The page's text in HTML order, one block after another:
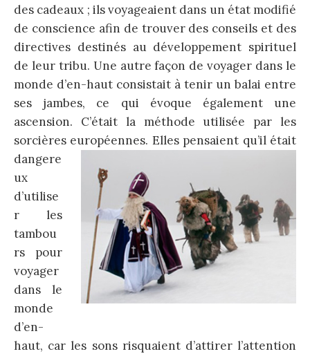
des cadeaux ; ils voyageaient dans un état modifié
de conscience afin de trouver des conseils et des
directives destinés au développement spirituel
de leur tribu. Une autre façon de voyager dans le
monde d’en-haut consistait à tenir un balai entre
ses jambes, ce qui évoque également une
ascension. C’était la méthode utilisée par les
sorcières européennes. Elles pensaient qu’il était
dangere
ux
d’utilise
r les
tambou
rs pour
voyager
dans le
monde
d’en-
haut, car les sons risquaient d’attirer l’attention